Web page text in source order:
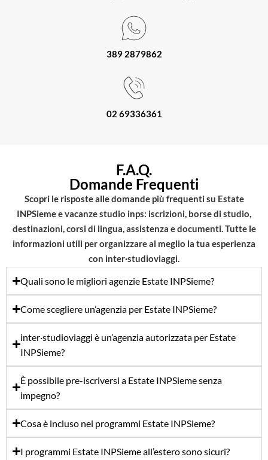
389 2879862
02 69336361
F.A.Q.
Domande Frequenti
Scopri le risposte alle domande più frequenti su Estate
INPSieme e vacanze studio inps: iscrizioni, borse di studio,
destinazioni, corsi di lingua, assistenza e documenti. Tutte le
informazioni utili per organizzare al meglio la tua esperienza
con inter·studioviaggi.
Quali sono le migliori agenzie Estate INPSieme?
Come scegliere un’agenzia per Estate INPSieme?
inter·studioviaggi è un’agenzia autorizzata per Estate
INPSieme?
È possibile pre-iscriversi a Estate INPSieme senza
impegno?
Cosa è incluso nei programmi Estate INPSieme?
I programmi Estate INPSieme all’estero sono sicuri?